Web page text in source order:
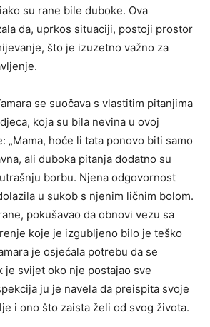
su rane bile duboke. Ova
da, uprkos situaciji, postoji prostor
što je izuzetno važno za
se suočava s vlastitim pitanjima
koja su bila nevina u ovoj
„Mama, hoće li tata ponovo biti samo
ali duboka pitanja dodatno su
borbu. Njena odgovornost
u sukob s njenim ličnim bolom.
pokušavao da obnovi vezu sa
koje je izgubljeno bilo je teško
je osjećala potrebu da se
je svijet oko nje postajao sve
ju je navela da preispita svoje
i ono što zaista želi od svog života.